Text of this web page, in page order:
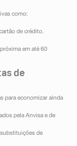
como:
de crédito.
em até 60
de
para economizar ainda
pela Anvisa e de
de